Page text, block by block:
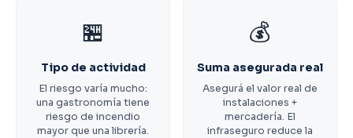
🏪
Tipo de actividad
El riesgo varía mucho:
una gastronomía tiene
riesgo de incendio
mayor que una librería.
💰
Suma asegurada real
Asegurá el valor real de
instalaciones +
mercadería. El
infraseguro reduce la